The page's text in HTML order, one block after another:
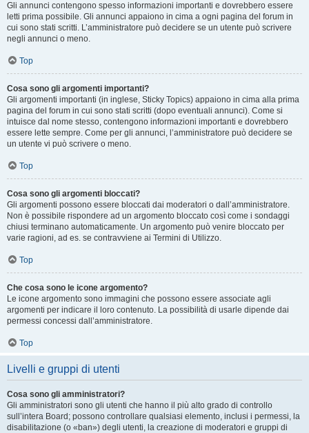
Gli annunci contengono spesso informazioni importanti e dovrebbero essere
letti prima possibile. Gli annunci appaiono in cima a ogni pagina del forum in
cui sono stati scritti. L’amministratore può decidere se un utente può scrivere
negli annunci o meno.
Top
Cosa sono gli argomenti importanti?
Gli argomenti importanti (in inglese, Sticky Topics) appaiono in cima alla prima
pagina del forum in cui sono stati scritti (dopo eventuali annunci). Come si
intuisce dal nome stesso, contengono informazioni importanti e dovrebbero
essere lette sempre. Come per gli annunci, l’amministratore può decidere se
un utente vi può scrivere o meno.
Top
Cosa sono gli argomenti bloccati?
Gli argomenti possono essere bloccati dai moderatori o dall’amministratore.
Non è possibile rispondere ad un argomento bloccato così come i sondaggi
chiusi terminano automaticamente. Un argomento può venire bloccato per
varie ragioni, ad es. se contravviene ai Termini di Utilizzo.
Top
Che cosa sono le icone argomento?
Le icone argomento sono immagini che possono essere associate agli
argomenti per indicare il loro contenuto. La possibilità di usarle dipende dai
permessi concessi dall’amministratore.
Top
Livelli e gruppi di utenti
Cosa sono gli amministratori?
Gli amministratori sono gli utenti che hanno il più alto grado di controllo
sull’intera Board; possono controllare qualsiasi elemento, inclusi i permessi, la
disabilitazione (o «ban») degli utenti, la creazione di moderatori e gruppi di